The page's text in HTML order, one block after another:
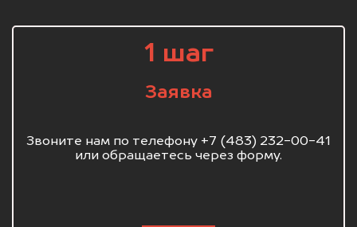
1 шаг
Заявка
Звоните нам по телефону +7 (483) 232-00-41
или обращаетесь через форму.